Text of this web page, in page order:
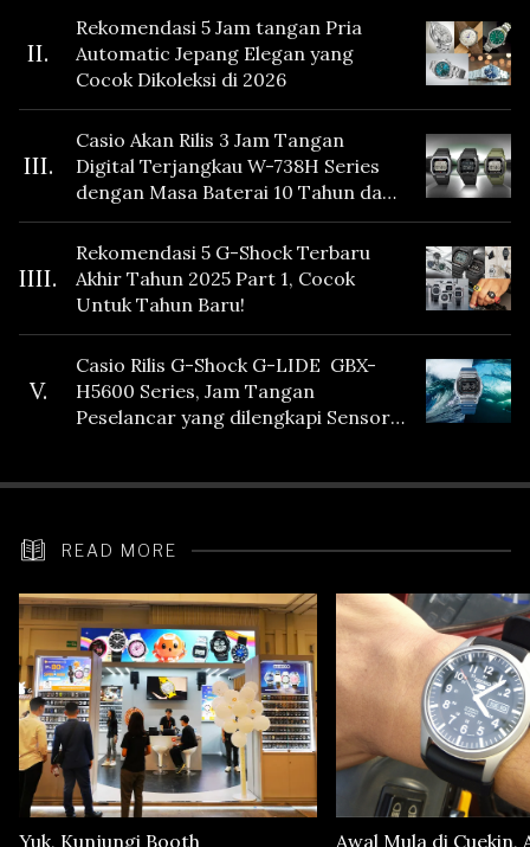
II.
Rekomendasi 5 Jam tangan Pria
Automatic Jepang Elegan yang
Cocok Dikoleksi di 2026
III.
Casio Akan Rilis 3 Jam Tangan
Digital Terjangkau W-738H Series
dengan Masa Baterai 10 Tahun dan
Fitur Vibration
IIII.
Rekomendasi 5 G-Shock Terbaru
Akhir Tahun 2025 Part 1, Cocok
Untuk Tahun Baru!
V.
Casio Rilis G-Shock G-LIDE GBX-
H5600 Series, Jam Tangan
Peselancar yang dilengkapi Sensor
READ MORE
Yuk, Kunjungi Booth
Awal Mula di Cuekin,